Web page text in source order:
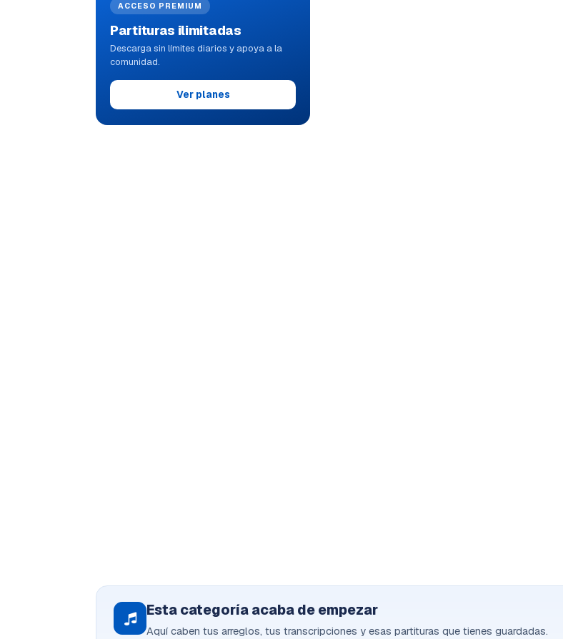
ACCESO PREMIUM
Partituras ilimitadas
Descarga sin límites diarios y apoya a la
comunidad.
Ver planes
Esta categoría acaba de empezar
Aquí caben tus arreglos, tus transcripciones y esas partituras que tienes guardadas.